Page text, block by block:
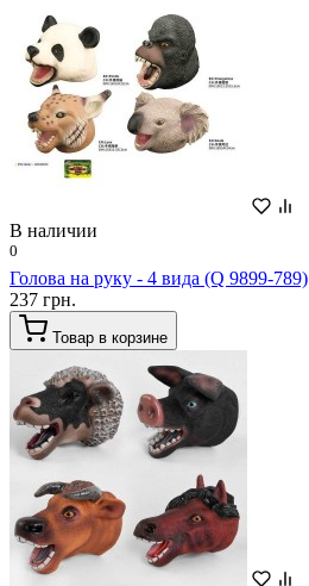
В наличии
0
Голова на руку - 4 вида (Q 9899-789)
237 грн.
Товар в корзине